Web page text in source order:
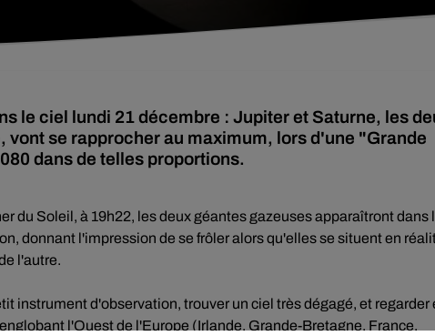
le ciel lundi 21 décembre : Jupiter et Saturne, les
vont se rapprocher au maximum, lors d'une "Grande
dans de telles proportions.
du Soleil, à 19h22, les deux géantes gazeuses apparaîtront dans
donnant l'impression de se frôler alors qu'elles se situent en
l'autre.
instrument d'observation, trouver un ciel très dégagé, et regarder
l'Ouest de l'Europe (Irlande, Grande-Bretagne, France,